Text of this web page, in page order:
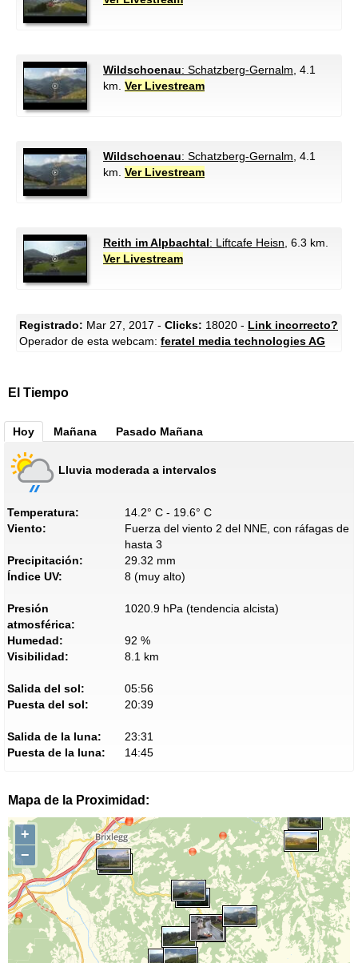
Wildschoenau: Schatzberg-Gernalm , 4.1
km. Ver Livestream
Wildschoenau: Schatzberg-Gernalm , 4.1
km. Ver Livestream
Reith im Alpbachtal: Liftcafe Heisn , 6.3 km.
Ver Livestream
Registrado: Mar 27, 2017 - Clicks: 18020 - Link incorrecto?
Operador de esta webcam: feratel media technologies AG
El Tiempo
Hoy Mañana Pasado Mañana
Lluvia moderada a intervalos
Temperatura:
14.2° C - 19.6° C
Viento:
Fuerza del viento 2 del NNE, con ráfagas de
hasta 3
Precipitación:
29.32 mm
Índice UV:
8 (muy alto)
Presión
atmosférica:
1020.9 hPa (tendencia alcista)
Humedad:
92 %
Visibilidad:
8.1 km
Salida del sol:
05:56
Puesta del sol:
20:39
Salida de la luna:
23:31
Puesta de la luna:
14:45
Mapa de la Proximidad:
+
−